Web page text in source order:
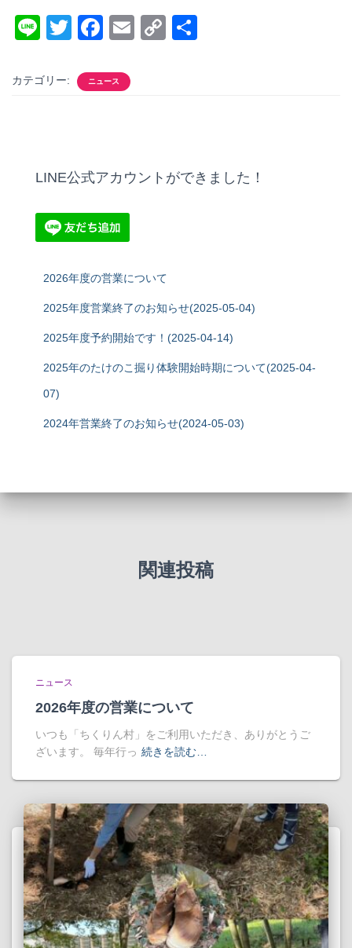
Li
e
T
tt
F
c
o
E
C
k
カテゴリー: ニュース
LINE公式アカウントができました！
2026年度の営業について
2025年度営業終了のお知らせ(2025-05-04)
2025年度予約開始です！(2025-04-14)
2025年のたけのこ掘り体験開始時期について(2025-04-
07)
2024年営業終了のお知らせ(2024-05-03)
関連投稿
ニュース
2026年度の営業について
いつも「ちくりん村」をご利用いただき、ありがとうご
ざいます。 毎年行っ 続きを読む…